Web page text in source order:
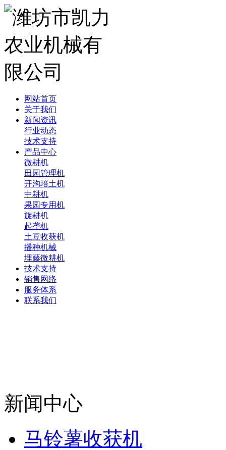
网站首页
关于我们
新闻资讯
行业动态
技术支持
产品中心
微耕机
田园管理机
开沟培土机
中耕机
果园专用机
旋耕机
起垄机
土豆收获机
播种机械
埋藤微耕机
技术支持
销售网络
服务体系
联系我们
新闻中心
马铃薯收获机